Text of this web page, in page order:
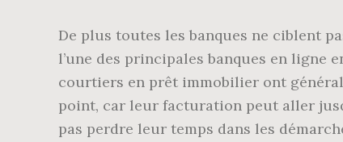
De plus toutes les banques ne ciblent
l’une des principales banques en ligne
courtiers en prêt immobilier ont
point, car leur facturation peut aller
pas perdre leur temps dans les